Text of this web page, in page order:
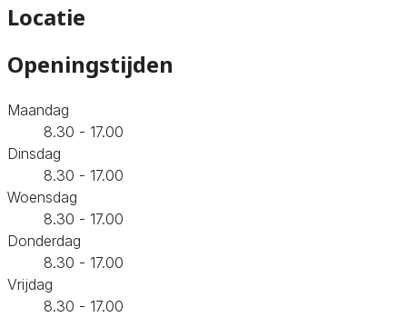
Locatie
Openingstijden
Maandag
8.30 - 17.00
Dinsdag
8.30 - 17.00
Woensdag
8.30 - 17.00
Donderdag
8.30 - 17.00
Vrijdag
8.30 - 17.00